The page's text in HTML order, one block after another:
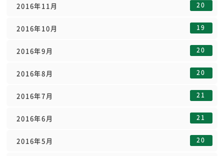
2016年11月 20
2016年10月 19
2016年9月 20
2016年8月 20
2016年7月 21
2016年6月 21
2016年5月 20